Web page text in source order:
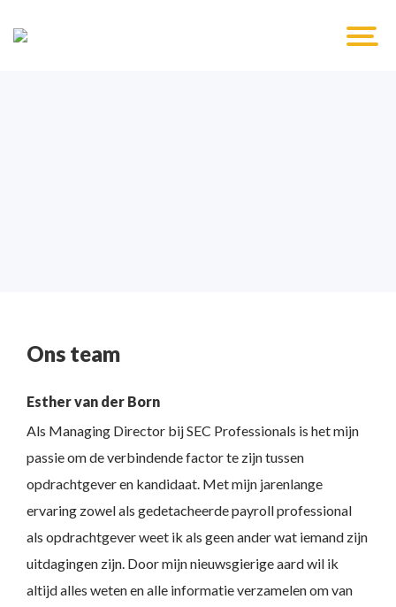
Ons team
Esther van der Born
Als Managing Director bij SEC Professionals is het mijn
passie om de verbindende factor te zijn tussen
opdrachtgever en kandidaat. Met mijn jarenlange
ervaring zowel als gedetacheerde payroll professional
als opdrachtgever weet ik als geen ander wat iemand zijn
uitdagingen zijn. Door mijn nieuwsgierige aard wil ik
altijd alles weten en alle informatie verzamelen om van